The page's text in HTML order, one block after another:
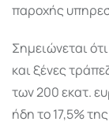
παροχής
Σημειώνεται
και ξένες
των 200 εκατ.
ήδη το 17,5%